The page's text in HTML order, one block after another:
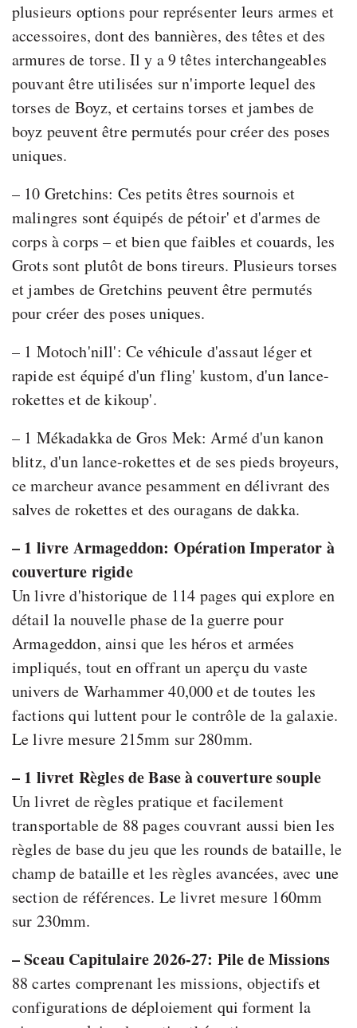
plusieurs options pour représenter leurs armes et
accessoires, dont des bannières, des têtes et des
armures de torse. Il y a 9 têtes interchangeables
pouvant être utilisées sur n'importe lequel des
torses de Boyz, et certains torses et jambes de
boyz peuvent être permutés pour créer des poses
uniques.
– 10 Gretchins: Ces petits êtres sournois et
malingres sont équipés de pétoir' et d'armes de
corps à corps – et bien que faibles et couards, les
Grots sont plutôt de bons tireurs. Plusieurs torses
et jambes de Gretchins peuvent être permutés
pour créer des poses uniques.
– 1 Motoch'nill': Ce véhicule d'assaut léger et
rapide est équipé d'un fling' kustom, d'un lance-
rokettes et de kikoup'.
– 1 Mékadakka de Gros Mek: Armé d'un kanon
blitz, d'un lance-rokettes et de ses pieds broyeurs,
ce marcheur avance pesamment en délivrant des
salves de rokettes et des ouragans de dakka.
– 1 livre Armageddon: Opération Imperator à
couverture rigide
Un livre d'historique de 114 pages qui explore en
détail la nouvelle phase de la guerre pour
Armageddon, ainsi que les héros et armées
impliqués, tout en offrant un aperçu du vaste
univers de Warhammer 40,000 et de toutes les
factions qui luttent pour le contrôle de la galaxie.
Le livre mesure 215mm sur 280mm.
– 1 livret Règles de Base à couverture souple
Un livret de règles pratique et facilement
transportable de 88 pages couvrant aussi bien les
règles de base du jeu que les rounds de bataille, le
champ de bataille et les règles avancées, avec une
section de références. Le livret mesure 160mm
sur 230mm.
– Sceau Capitulaire 2026-27: Pile de Missions
88 cartes comprenant les missions, objectifs et
configurations de déploiement qui forment la